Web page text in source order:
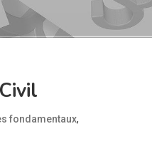
fondamentaux,